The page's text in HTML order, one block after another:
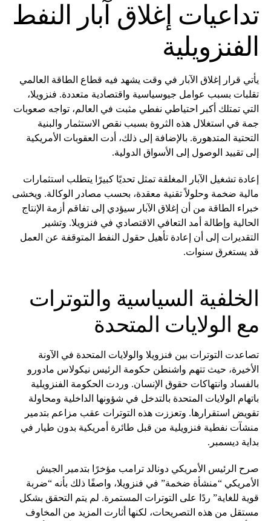
تداعيات إغلاق آبار النفط
الفنزويلية
يأتي قرار إغلاق الآبار في وقت يشهد فيه قطاع الطاقة العالمي
تقلبات بسبب عوامل جيوسياسية واقتصادية متعددة. فنزويلا،
التي تمتلك أكبر احتياطي نفطي مثبت في العالم، تواجه صعوبات
جمة في استغلال هذه الثروة بسبب نقص الاستثمار والبنية
التحتية المتدهورة. بالإضافة إلى ذلك، أدت العقوبات الأمريكية
إلى تقييد الوصول إلى الأسواق الدولية.
إعادة تشغيل الآبار المغلقة تمثل تحديًا كبيرًا يتطلب استثمارات
مالية ضخمة وحلولاً تقنية معقدة، بحسب مصادر الوكالة. ويخشى
خبراء الطاقة من أن إغلاق الآبار سيؤدي إلى تفاقم أزمة الإنتاج
الحالية وإطالة أمد التعافي الاقتصادي في فنزويلا. وتشير
التقديرات إلى أن إعادة تأهيل حقول النفط المتوقفة عن العمل
قد يستغرق سنوات.
الخلفية السياسية والتوترات
مع الولايات المتحدة
تصاعدت التوترات بين فنزويلا والولايات المتحدة في الآونة
الأخيرة، حيث تتهم واشنطن حكومة الرئيس نيكولاس مادورو
بالفساد وانتهاكات حقوق الإنسان. وردت الحكومة الفنزويلية
باتهام الولايات المتحدة بالتدخل في شؤونها الداخلية ومحاولة
تقويض استقرارها. وتعززت هذه التوترات عقب مزاعم بتدمير
منشآت نفطية فنزويلية من قبل طائرة أمريكية بدون طيار في
بداية ديسمبر.
صرح الرئيس الأمريكي دونالد ترامب مؤخرًا بتدمير الجيش
الأمريكي “منشأة ضخمة” في فنزويلا، واصفًا ذلك بأنه “ضربة
قوية للغاية” ردًا على التوترات المستمرة. لم يتم التحقق بشكل
مستقل من هذه التصريحات، لكنها أثارت المزيد من المخاوف